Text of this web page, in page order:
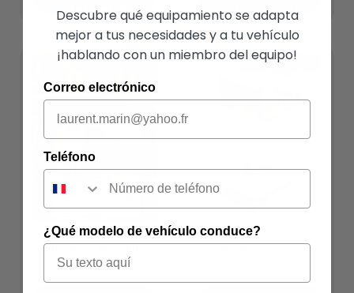
información
información
Listo para
Kit camperizacion
furgoneta premium
5,130.00 €
Para
Conjunto de muebles
furgoneta - Cama
rangements
Descubre qué equipamiento se adapta
mejor a tus necesidades y a tu vehículo
¡hablando con un miembro del equipo!
Correo electrónico
Teléfono
¿Qué modelo de vehículo conduce?